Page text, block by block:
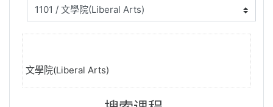
文學院(Liberal Arts)